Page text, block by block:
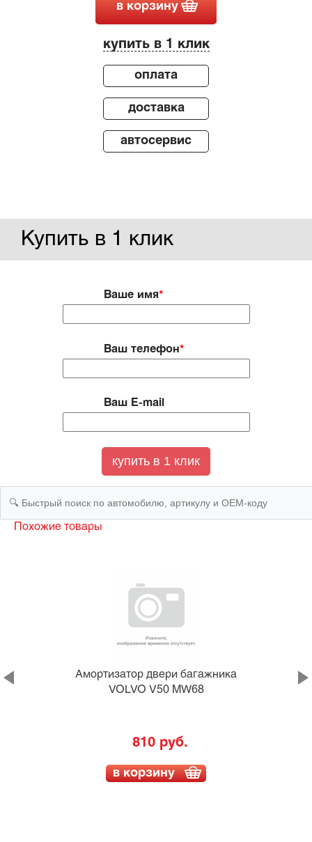
в корзину
купить в 1 клик
оплата
доставка
автосервис
Купить в 1 клик
Ваше имя*
Ваш телефон*
Ваш E-mail
Похожие товары
Амортизатор двери багажника
VOLVO V50 MW68
810 руб.
в корзину